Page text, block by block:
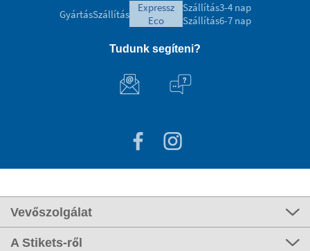
GyártásSzállítás
expressz
eco
Szállítás3-4 nap
Szállítás6-7 nap
Tudunk segíteni?
Vevőszolgálat
A Stikets-ről